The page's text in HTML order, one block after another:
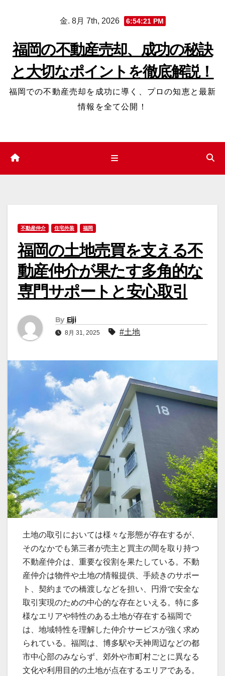
プ
金. 8月 7th, 2026 6:54:22 PM
福岡の不動産売却、成功の秘訣
と大切なポイントを徹底解説！
福岡での不動産売却を成功に導く、プロの知恵と最新
情報を全て公開！
不動産仲介 住宅外装 福岡
福岡の土地売買を支える不
動産仲介が果たす多角的な
専門サポートと安心取引
By Eiji
8月 31, 2025 #土地
土地の取引においては様々な形態が存在するが、
そのなかでも第三者が売主と買主の間を取り持つ
不動産仲介は、重要な役割を果たしている。 不動
産仲介は物件や土地の情報提供、手続きのサポー
ト、契約までの橋渡しなどを担い、円滑で安全な
取引実現のための中心的な存在といえる。特に多
様なエリアや特性のある土地が存在する福岡で
は、地域特性を理解した仲介サービスが強く求め
られている。福岡は、博多駅や天神周辺などの都
市中心部のみならず、郊外や市町村ごとに異なる
文化や利用目的の土地が点在するエリアである。